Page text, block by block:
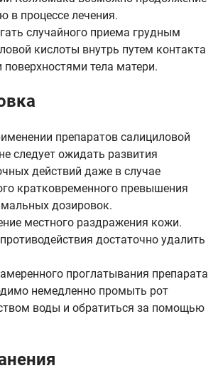
в процессе лечения.
случайного приема грудным
кислоты внутрь путем контакта
тела матери.
препаратов салициловой
следует ожидать развития
действий даже в случае
кратковременного превышения
дозировок.
местного раздражения кожи.
достаточно удалить
проглатывания препарата
немедленно промыть рот
воды и обратиться за помощью